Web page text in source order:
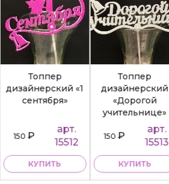
Топпер
дизайнерский «1
сентября»
150₽
арт.
15512
КУПИТЬ
Топпер
дизайнерский
«Дорогой
учительнице»
150₽
арт.
15513
КУПИТЬ